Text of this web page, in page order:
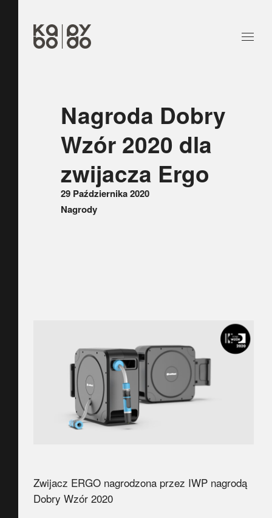
Nagroda Dobry
Wzór 2020 dla
zwijacza Ergo
29 Października 2020
Nagrody
Zwijacz ERGO nagrodzona przez IWP nagrodą
Dobry Wzór 2020